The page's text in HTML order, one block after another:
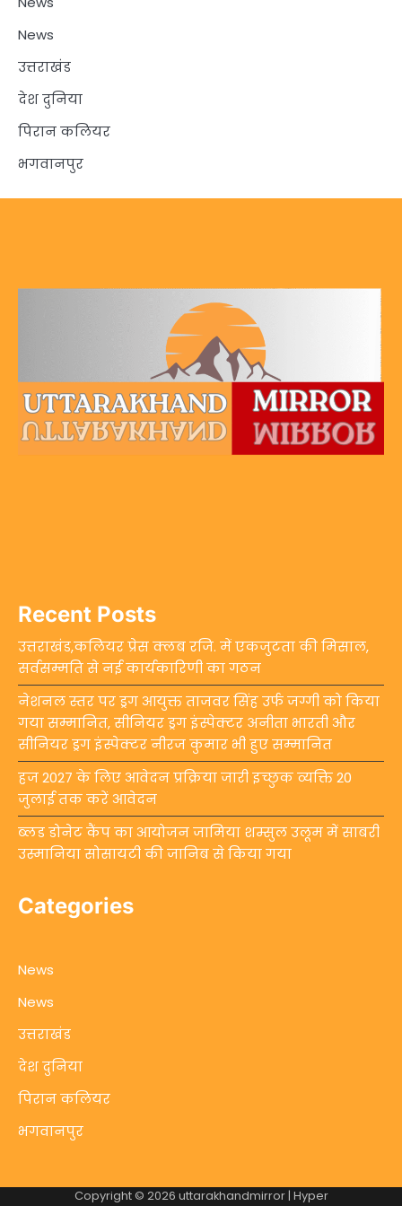
News
उत्तराखंड
देश दुनिया
पिरान कलियर
भगवानपुर
Recent Posts
उत्तराखंड,कलियर प्रेस क्लब रजि. में एकजुटता की मिसाल,
सर्वसम्मति से नई कार्यकारिणी का गठन
नेशनल स्तर पर ड्रग आयुक्त ताजवर सिंह उर्फ जग्गी को किया
गया सम्मानित, सीनियर ड्रग इंस्पेक्टर अनीता भारती और
सीनियर ड्रग इंस्पेक्टर नीरज कुमार भी हुए सम्मानित
हज 2027 के लिए आवेदन प्रक्रिया जारी इच्छुक व्यक्ति 20
जुलाई तक करें आवेदन
ब्लड डोनेट कैंप का आयोजन जामिया शम्सुल उलूम में साबरी
उस्मानिया सोसायटी की जानिब से किया गया
Categories
News
News
उत्तराखंड
देश दुनिया
पिरान कलियर
भगवानपुर
Copyright © 2026 uttarakhandmirror| Hyper